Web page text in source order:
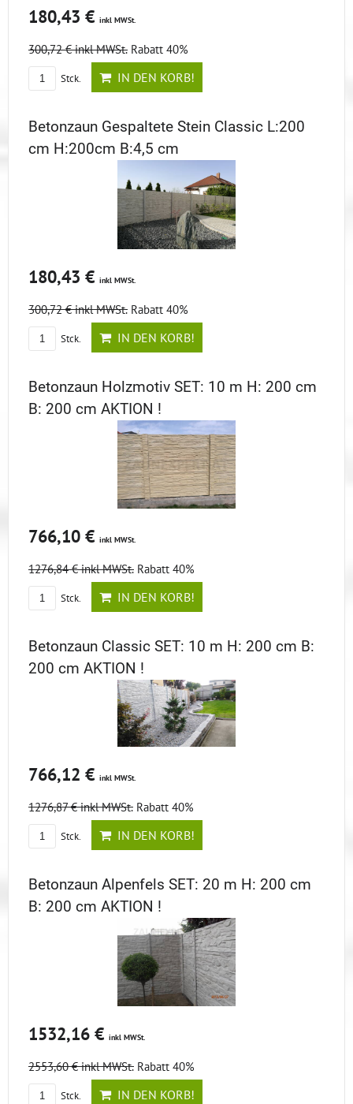
180,43 € inkl MWSt.
300,72 €inkl MWSt. Rabatt 40%
Stck. IN DEN KORB!
Betonzaun Gespaltete Stein Classic L:200
cm H:200cm B:4,5 cm
180,43 € inkl MWSt.
300,72 €inkl MWSt. Rabatt 40%
Stck. IN DEN KORB!
Betonzaun Holzmotiv SET: 10 m H: 200 cm
B: 200 cm AKTION !
766,10 € inkl MWSt.
1276,84 €inkl MWSt. Rabatt 40%
Stck. IN DEN KORB!
Betonzaun Classic SET: 10 m H: 200 cm B:
200 cm AKTION !
766,12 € inkl MWSt.
1276,87 €inkl MWSt. Rabatt 40%
Stck. IN DEN KORB!
Betonzaun Alpenfels SET: 20 m H: 200 cm
B: 200 cm AKTION !
1532,16 € inkl MWSt.
2553,60 €inkl MWSt. Rabatt 40%
Stck. IN DEN KORB!